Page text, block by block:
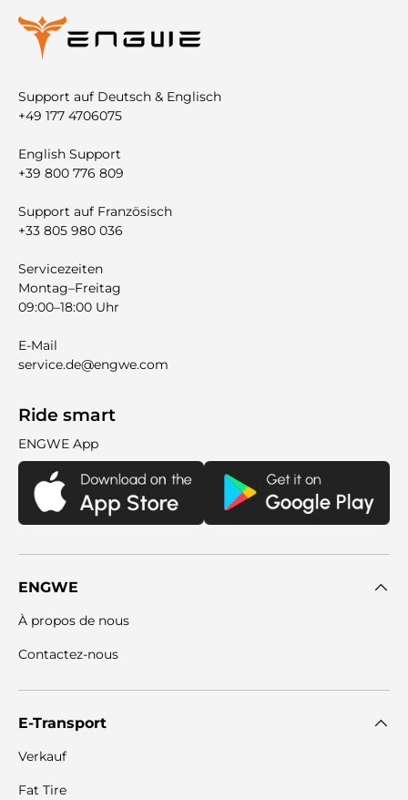
Support auf Deutsch & Englisch
+49 177 4706075
English Support
+39 800 776 809
Support auf Französisch
+33 805 980 036
Servicezeiten
Montag–Freitag
09:00–18:00 Uhr
E-Mail
service.de@engwe.com
Ride smart
ENGWE App
ENGWE
À propos de nous
Contactez-nous
E-Transport
Verkauf
Fat Tire